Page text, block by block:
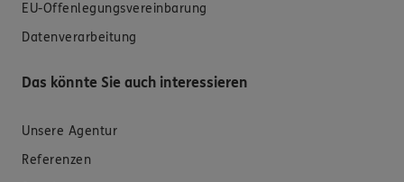
EU-Offenlegungsvereinbarung
Datenverarbeitung
Das könnte Sie auch interessieren
Unsere Agentur
Referenzen